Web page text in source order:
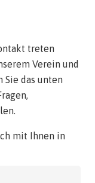
treten
Verein und
das unten
mit Ihnen in